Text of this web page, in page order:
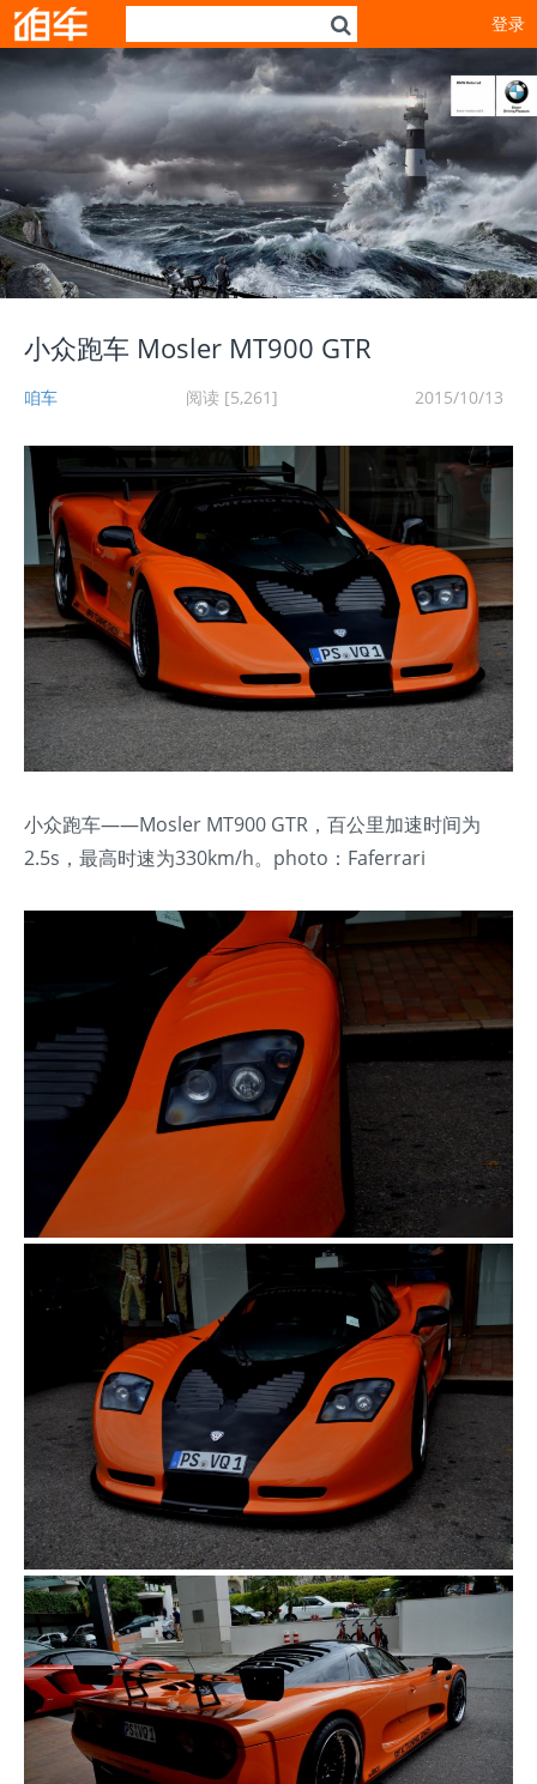
登录
小众跑车 Mosler MT900 GTR
咱车 阅读 [5,261] 2015/10/13
小众跑车——Mosler MT900 GTR，百公里加速时间为
2.5s，最高时速为330km/h。photo：Faferrari